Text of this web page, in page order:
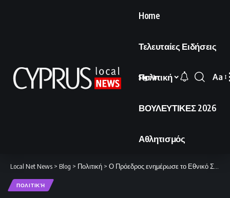
Home
Τελευταίες Ειδήσεις
Πολιτική
ΒΟΥΛΕΥΤΙΚΕΣ 2026
Αθλητισμός
Sign In
Font
Aa
Local Net News > Blog > Πολιτική > Ο Πρόεδρος ενημέρωσε το Εθνικό Συμβούλιο για τις επαφές του στις Βρυξέλλες
ΠΟΛΙΤΙΚΉ